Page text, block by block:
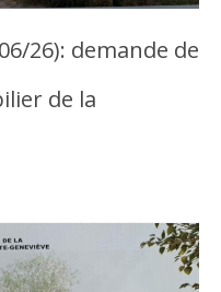
26): demande de
de la